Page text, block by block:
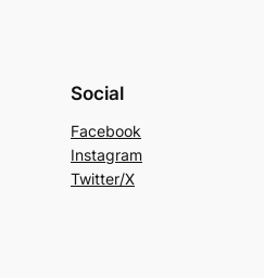
Social
Facebook
Instagram
Twitter/X